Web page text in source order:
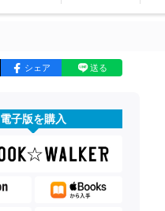
シェア 送る
電子版を購入